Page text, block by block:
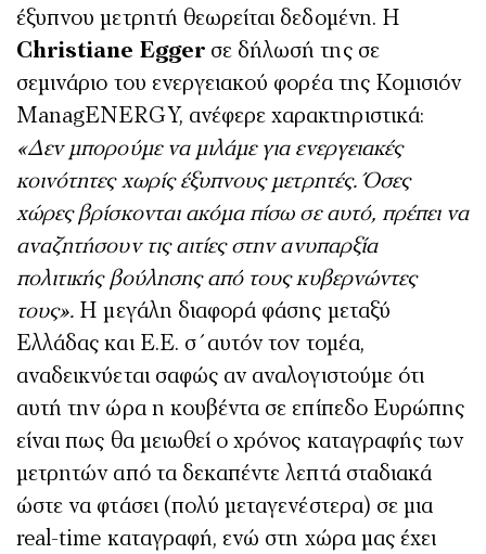
έξυπνου μετρητή θεωρείται δεδομένη. Η
Christiane Egger σε δήλωσή της σε
σεμινάριο του ενεργειακού φορέα της Κομισιόν
ManagENERGY, ανέφερε χαρακτηριστικά:
«Δεν μπορούμε να μιλάμε για ενεργειακές
κοινότητες χωρίς έξυπνους μετρητές. Όσες
χώρες βρίσκονται ακόμα πίσω σε αυτό, πρέπει να
αναζητήσουν τις αιτίες στην ανυπαρξία
πολιτικής βούλησης από τους κυβερνώντες
τους». Η μεγάλη διαφορά φάσης μεταξύ
Ελλάδας και Ε.Ε. σ΄αυτόν τον τομέα,
αναδεικνύεται σαφώς αν αναλογιστούμε ότι
αυτή την ώρα η κουβέντα σε επίπεδο Ευρώπης
είναι πως θα μειωθεί ο χρόνος καταγραφής των
μετρητών από τα δεκαπέντε λεπτά σταδιακά
ώστε να φτάσει (πολύ μεταγενέστερα) σε μια
real-time καταγραφή, ενώ στη χώρα μας έχει